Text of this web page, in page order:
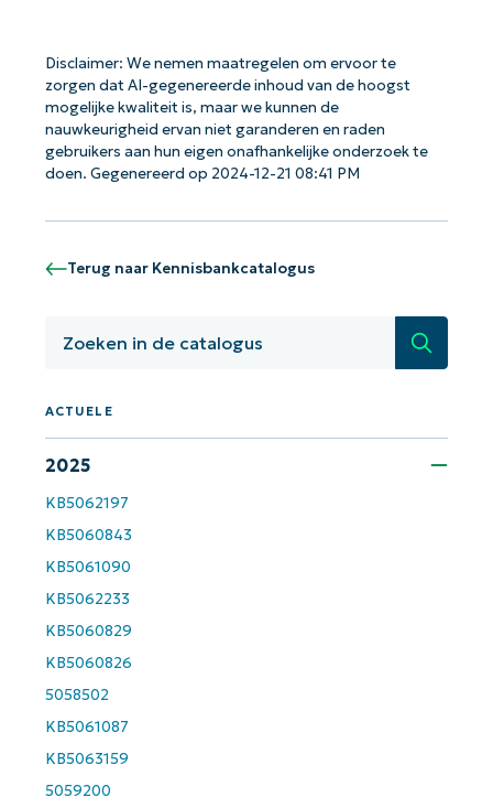
Disclaimer: We nemen maatregelen om ervoor te
zorgen dat AI-gegenereerde inhoud van de hoogst
mogelijke kwaliteit is, maar we kunnen de
nauwkeurigheid ervan niet garanderen en raden
gebruikers aan hun eigen onafhankelijke onderzoek te
doen. Gegenereerd op 2024-12-21 08:41 PM
Terug naar Kennisbankcatalogus
Zoeken
ACTUELE
2025
KB5062197
KB5060843
KB5061090
KB5062233
KB5060829
KB5060826
5058502
KB5061087
KB5063159
5059200
Aan de slag met NinjaOne AI-
gestuurde KB-analyses!
First
email*
number*
Land
name*